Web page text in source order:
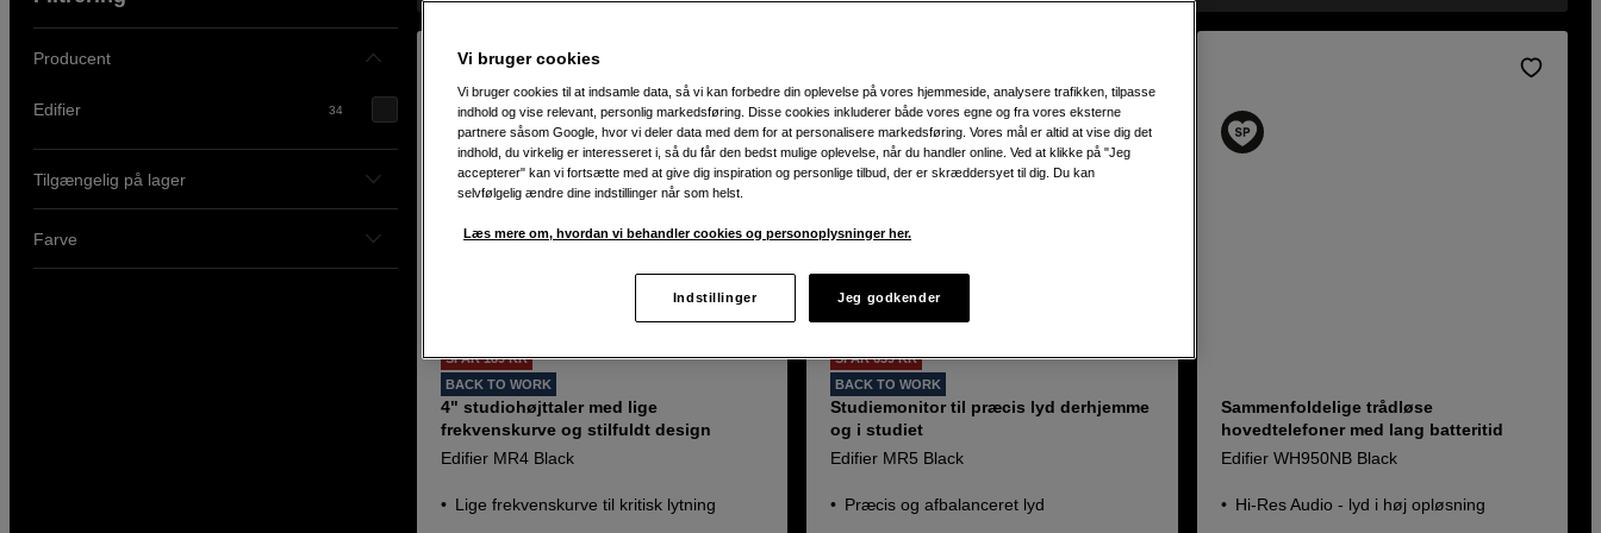
Producent
Edifier 34
Tilgængelig på lager
Farve
SPAR 189 KR
BACK TO WORK
4" studiohøjttaler med lige
frekvenskurve og stilfuldt design
Edifier MR4 Black
Lige frekvenskurve til kritisk lytning
SPAR 639 KR
BACK TO WORK
Studiemonitor til præcis lyd derhjemme
og i studiet
Edifier MR5 Black
Præcis og afbalanceret lyd
Sammenfoldelige trådløse
hovedtelefoner med lang batteritid
Edifier WH950NB Black
Hi-Res Audio - lyd i høj opløsning
Vi bruger cookies
Vi bruger cookies til at indsamle data, så vi kan forbedre din oplevelse på vores hjemmeside, analysere trafikken, tilpasse
indhold og vise relevant, personlig markedsføring. Disse cookies inkluderer både vores egne og fra vores eksterne
partnere såsom Google, hvor vi deler data med dem for at personalisere markedsføring. Vores mål er altid at vise dig det
indhold, du virkelig er interesseret i, så du får den bedst mulige oplevelse, når du handler online. Ved at klikke på "Jeg
accepterer" kan vi fortsætte med at give dig inspiration og personlige tilbud, der er skræddersyet til dig. Du kan
selvfølgelig ændre dine indstillinger når som helst.
Læs mere om, hvordan vi behandler cookies og personoplysninger her.
Indstillinger Jeg godkender